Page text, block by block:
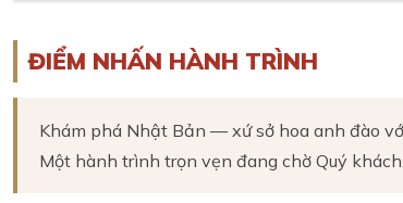
ĐIỂM NHẤN HÀNH TRÌNH
Khám phá Nhật Bản — xứ sở hoa anh đào
Một hành trình trọn vẹn đang chờ Quý